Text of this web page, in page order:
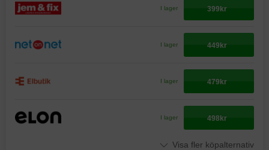
I lager 399kr
I lager 449kr
I lager 479kr
I lager 498kr
Visa fler köpalternativ